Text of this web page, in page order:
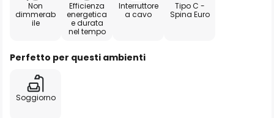
Non
dimmerab
ile
Efficienza
energetica
e durata
nel tempo
Interruttore
a cavo
Tipo C -
Spina Euro
Perfetto per questi ambienti
Soggiorno